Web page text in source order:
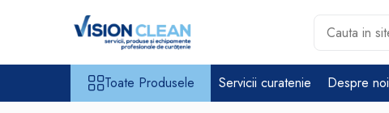
Aspiratoare si masini curatenie
Toate Produsele Servicii curatenie Despre noi